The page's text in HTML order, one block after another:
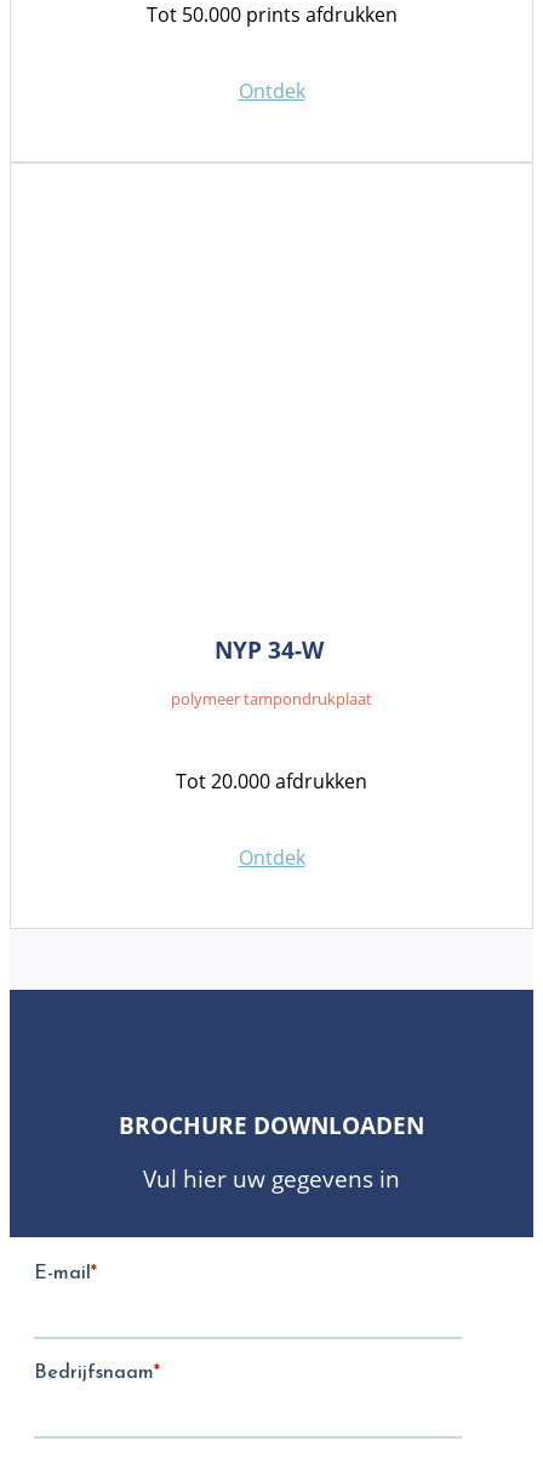
Tot 50.000 prints afdrukken
Ontdek
NYP 34-W
polymeer tampondrukplaat
Tot 20.000 afdrukken
Ontdek
BROCHURE DOWNLOADEN
Vul hier uw gegevens in